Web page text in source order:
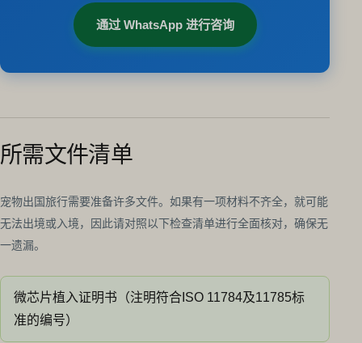
通过 WhatsApp 进行咨询
所需文件清单
宠物出国旅行需要准备许多文件。如果有一项材料不齐全，就可能
无法出境或入境，因此请对照以下检查清单进行全面核对，确保无
一遗漏。
微芯片植入证明书（注明符合ISO 11784及11785标
准的编号）